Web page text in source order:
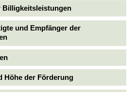
Billigkeitsleistungen
und Empfänger der
Höhe der Förderung